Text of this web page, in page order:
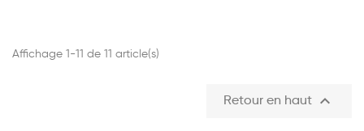
Affichage 1-11 de 11 article(s)
Retour en haut 